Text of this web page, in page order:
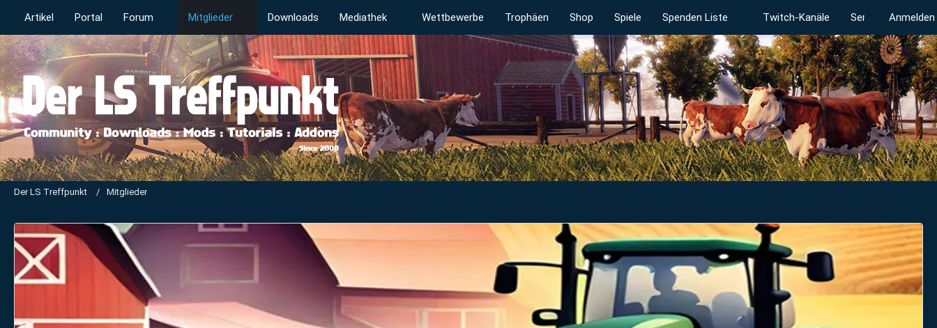
Artikel Portal Forum Mitglieder Downloads Mediathek Wettbewerbe Trophäen Shop Spiele Spenden Liste Twitch-Kanäle ServerstatusAnmelden
Der LS Treffpunkt Mitglieder